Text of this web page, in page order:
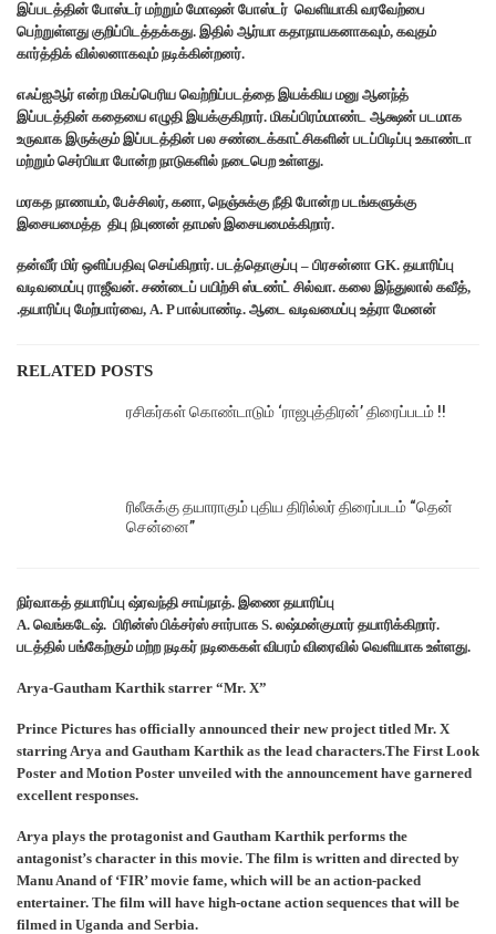
இப்படத்தின் போஸ்டர் மற்றும் மோஷன் போஸ்டர் வெளியாகி வரவேற்பை
பெற்றுள்ளது குறிப்பிடத்தக்கது. இதில் ஆர்யா கதாநாயகனாகவும், கவுதம்
கார்த்திக் வில்லனாகவும் நடிக்கின்றனர்.
எஃப்ஐஆர் என்ற மிகப்பெரிய வெற்றிப்படத்தை இயக்கிய மனு ஆனந்த்
இப்படத்தின் கதையை எழுதி இயக்குகிறார். மிகப்பிரம்மாண்ட ஆக்ஷன் படமாக
உருவாக இருக்கும் இப்படத்தின் பல சண்டைக்காட்சிகளின் படப்பிடிப்பு உகாண்டா
மற்றும் செர்பியா போன்ற நாடுகளில் நடைபெற உள்ளது.
மரகத நாணயம், பேச்சிலர், கனா, நெஞ்சுக்கு நீதி போன்ற படங்களுக்கு
இசையமைத்த திபு நிபுணன் தாமஸ் இசையமைக்கிறார்.
தன்வீர் மிர் ஒளிப்பதிவு செய்கிறார். படத்தொகுப்பு – பிரசன்னா GK. தயாரிப்பு
வடிவமைப்பு ராஜீவன். சண்டைப் பயிற்சி ஸ்டண்ட் சில்வா. கலை இந்துலால் கவீத்,
.தயாரிப்பு மேற்பார்வை, A. P பால்பாண்டி. ஆடை வடிவமைப்பு உத்ரா மேனன்
RELATED POSTS
ரசிகர்கள் கொண்டாடும் ‘ராஜபுத்திரன்’ திரைப்படம் !!
ரிலீசுக்கு தயாராகும் புதிய திரில்லர் திரைப்படம் “தென்
சென்னை”
நிர்வாகத் தயாரிப்பு ஷ்ரவந்தி சாய்நாத். இணை தயாரிப்பு
A. வெங்கடேஷ். பிரின்ஸ் பிக்சர்ஸ் சார்பாக S. லஷ்மன்குமார் தயாரிக்கிறார்.
படத்தில் பங்கேற்கும் மற்ற நடிகர் நடிகைகள் விபரம் விரைவில் வெளியாக உள்ளது.
Arya-Gautham Karthik starrer “Mr. X”
Prince Pictures has officially announced their new project titled Mr. X
starring Arya and Gautham Karthik as the lead characters.The First Look
Poster and Motion Poster unveiled with the announcement have garnered
excellent responses.
Arya plays the protagonist and Gautham Karthik performs the
antagonist’s character in this movie. The film is written and directed by
Manu Anand of ‘FIR’ movie fame, which will be an action-packed
entertainer. The film will have high-octane action sequences that will be
filmed in Uganda and Serbia.